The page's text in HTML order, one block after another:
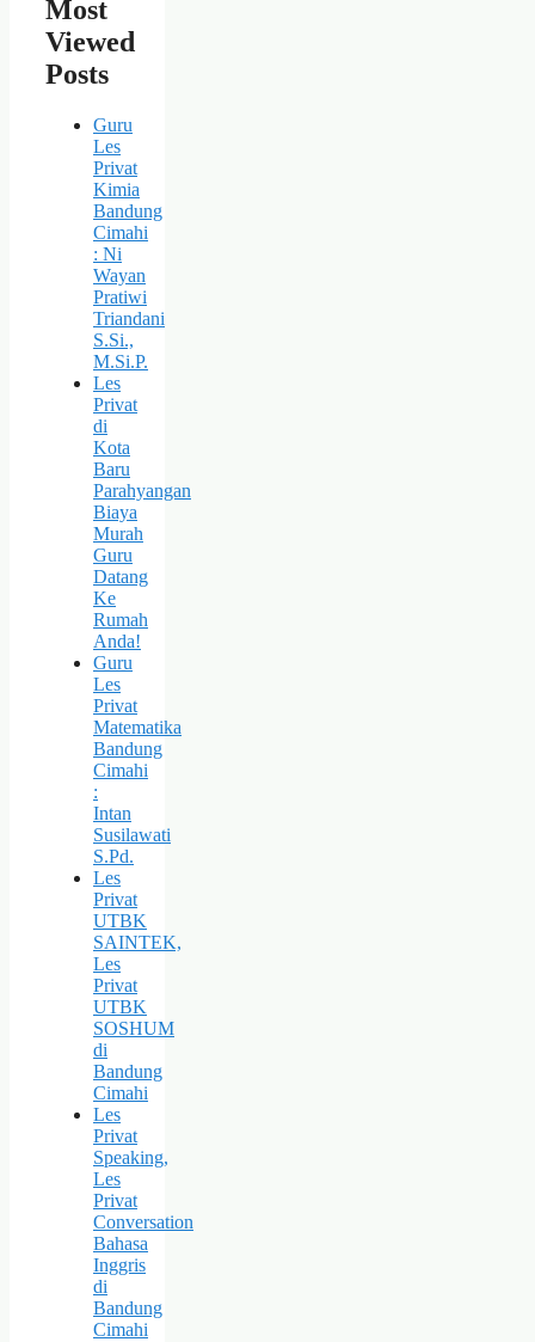
Most
Viewed
Posts
Guru
Les
Privat
Kimia
Bandung
Cimahi
: Ni
Wayan
Pratiwi
Triandani
S.Si.,
M.Si.P.
Les
Privat
di
Kota
Baru
Parahyangan
Biaya
Murah
Guru
Datang
Ke
Rumah
Anda!
Guru
Les
Privat
Matematika
Bandung
Cimahi
:
Intan
Susilawati
S.Pd.
Les
Privat
UTBK
SAINTEK,
Les
Privat
UTBK
SOSHUM
di
Bandung
Cimahi
Les
Privat
Speaking,
Les
Privat
Conversation
Bahasa
Inggris
di
Bandung
Cimahi